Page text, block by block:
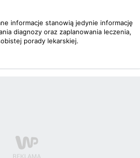
informacje stanowią jedynie informację
diagnozy oraz zaplanowania leczenia,
porady lekarskiej.